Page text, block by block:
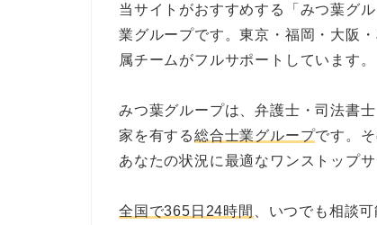
当サイトがおすすめする「みつ葉グ
業グループです。東京・福岡・大阪
属チームがフルサポートしています。
みつ葉グループは、弁護士・司法書
家を有する総合士業グループです。
あなたの状況に最適なワンストップ
全国で365日24時間 、いつでも相談